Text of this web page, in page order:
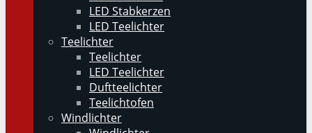
LED Stabkerzen
LED Teelichter
Teelichter
Teelichter
LED Teelichter
Duftteelichter
Teelichtofen
Windlichter